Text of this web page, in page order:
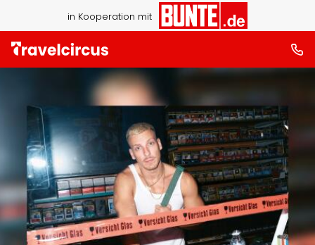
in Kooperation mit